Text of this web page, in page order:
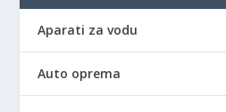
Aparati za vodu
Auto oprema